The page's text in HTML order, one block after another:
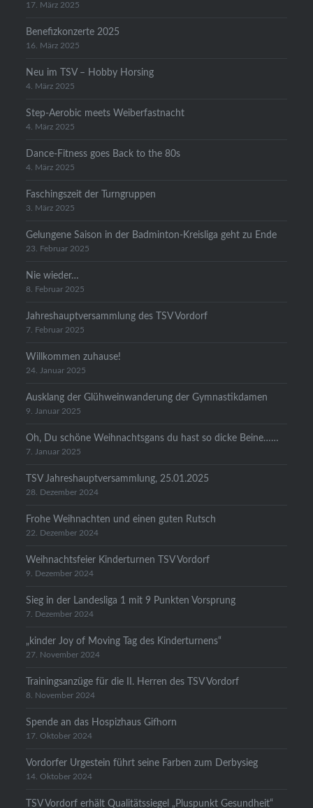
17. März 2025
Benefizkonzerte 2025
16. März 2025
Neu im TSV – Hobby Horsing
4. März 2025
Step-Aerobic meets Weiberfastnacht
4. März 2025
Dance-Fitness goes Back to the 80s
4. März 2025
Faschingszeit der Turngruppen
3. März 2025
Gelungene Saison in der Badminton-Kreisliga geht zu Ende
23. Februar 2025
Nie wieder…
8. Februar 2025
Jahreshauptversammlung des TSV Vordorf
7. Februar 2025
Willkommen zuhause!
24. Januar 2025
Ausklang der Glühweinwanderung der Gymnastikdamen
9. Januar 2025
Oh, Du schöne Weihnachtsgans du hast so dicke Beine……
7. Januar 2025
TSV Jahreshauptversammlung, 25.01.2025
28. Dezember 2024
Frohe Weihnachten und einen guten Rutsch
22. Dezember 2024
Weihnachtsfeier Kinderturnen TSV Vordorf
9. Dezember 2024
Sieg in der Landesliga 1 mit 9 Punkten Vorsprung
7. Dezember 2024
„kinder Joy of Moving Tag des Kinderturnens“
27. November 2024
Trainingsanzüge für die II. Herren des TSV Vordorf
8. November 2024
Spende an das Hospizhaus Gifhorn
17. Oktober 2024
Vordorfer Urgestein führt seine Farben zum Derbysieg
14. Oktober 2024
TSV Vordorf erhält Qualitätssiegel „Pluspunkt Gesundheit“